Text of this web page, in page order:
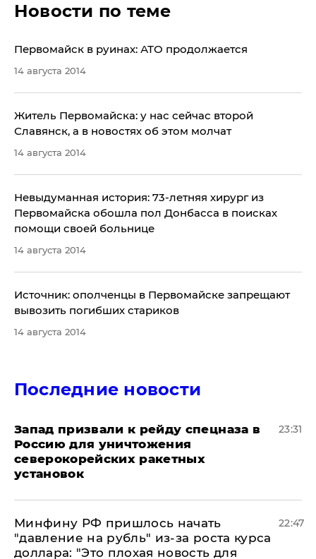
Новости по теме
Первомайск в руинах: АТО продолжается
14 августа 2014
Житель Первомайска: у нас сейчас второй
Славянск, а в новостях об этом молчат
14 августа 2014
​Невыдуманная история: 73-летняя хирург из
Первомайска обошла пол Донбасса в поисках
помощи своей больнице
14 августа 2014
​Источник: ополченцы в Первомайске запрещают
вывозить погибших стариков
14 августа 2014
Последние новости
Запад призвали к рейду спецназа в
Россию для уничтожения
северокорейских ракетных
установок
23:31
Минфину РФ пришлось начать
"давление на рубль" из-за роста курса
доллара: "Это плохая новость для
22:47